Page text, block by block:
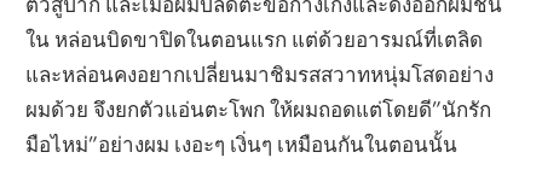
ใน หล่อนบิดขาปิดในตอนแรก แต่ด้วยอารมณ์ที่เตลิด
และหล่อนคงอยากเปลี่ยนมาชิมรสสวาทหนุ่มโสดอย่าง
ผมด้วย จึงยกตัวแอ่นตะโพก ให้ผมถอดแต่โดยดี”นักรัก
มือไหม่”อย่างผม เงอะๆ เงิ่นๆ เหมือนกันในตอนนั้น